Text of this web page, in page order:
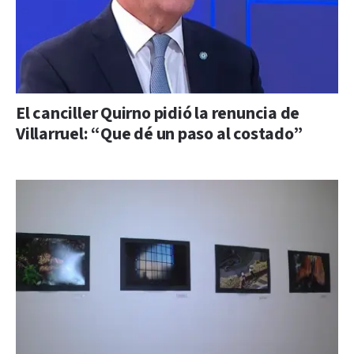
El canciller Quirno pidió la renuncia de
Villarruel: “Que dé un paso al costado”